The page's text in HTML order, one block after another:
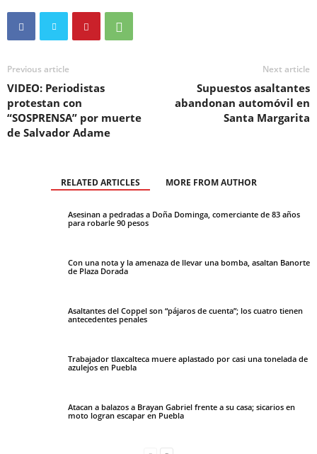
Previous article
VIDEO: Periodistas
protestan con
“SOSPRENSA” por muerte
de Salvador Adame
Next article
Supuestos asaltantes
abandonan automóvil en
Santa Margarita
RELATED ARTICLES MORE FROM AUTHOR
Asesinan a pedradas a Doña Dominga, comerciante de 83 años
para robarle 90 pesos
Con una nota y la amenaza de llevar una bomba, asaltan Banorte
de Plaza Dorada
Asaltantes del Coppel son “pájaros de cuenta”; los cuatro tienen
antecedentes penales
Trabajador tlaxcalteca muere aplastado por casi una tonelada de
azulejos en Puebla
Atacan a balazos a Brayan Gabriel frente a su casa; sicarios en
moto logran escapar en Puebla